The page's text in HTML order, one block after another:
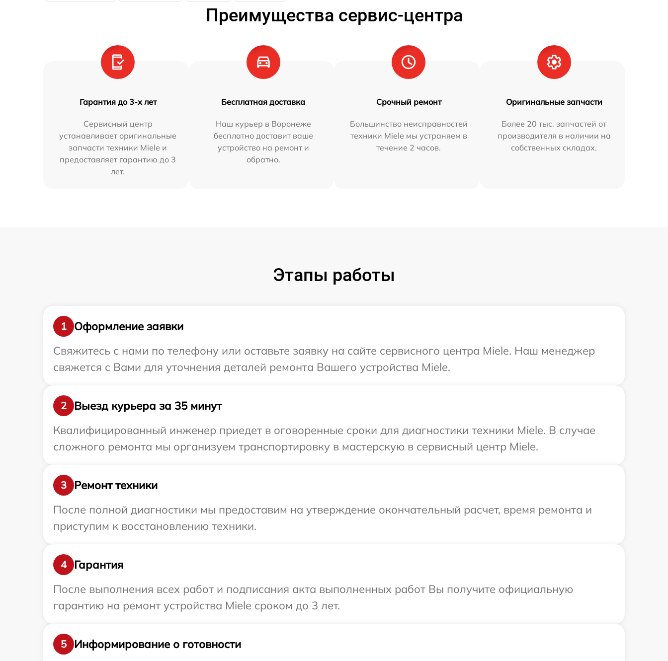
Преимущества сервис-центра
Гарантия до 3-х лет
Сервисный центр
устанавливает оригинальные
запчасти техники Miele и
предоставляет гарантию до 3
лет.
Бесплатная доставка
Наш курьер в Воронеже
бесплатно доставит ваше
устройство на ремонт и
обратно.
Срочный ремонт
Большинство неисправностей
техники Miele мы устраняем в
течение 2 часов.
Оригинальные запчасти
Более 20 тыс. запчастей от
производителя в наличии на
собственных складах.
Этапы работы
1
Оформление заявки
Свяжитесь с нами по телефону или оставьте заявку на сайте сервисного центра Miele. Наш менеджер
свяжется с Вами для уточнения деталей ремонта Вашего устройства Miele.
2
Выезд курьера за 35 минут
Квалифицированный инженер приедет в оговоренные сроки для диагностики техники Miele. В случае
сложного ремонта мы организуем транспортировку в мастерскую в сервисный центр Miele.
3
Ремонт техники
После полной диагностики мы предоставим на утверждение окончательный расчет, время ремонта и
приступим к восстановлению техники.
4
Гарантия
После выполнения всех работ и подписания акта выполненных работ Вы получите официальную
гарантию на ремонт устройства Miele сроком до 3 лет.
5
Информирование о готовности